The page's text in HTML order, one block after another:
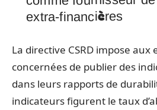
extra-financières
La directive CSRD impose aux
concernées de publier des
dans leurs rapports de
indicateurs figurent le taux